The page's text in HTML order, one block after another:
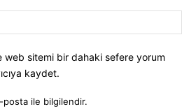
web sitemi bir dahaki sefere yorum
kaydet.
posta ile bilgilendir.